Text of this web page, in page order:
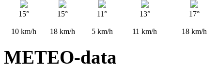
15°
10 km/h
15°
18 km/h
11°
5km/h
13°
11 km/h
17°
18km/h
METEO-data